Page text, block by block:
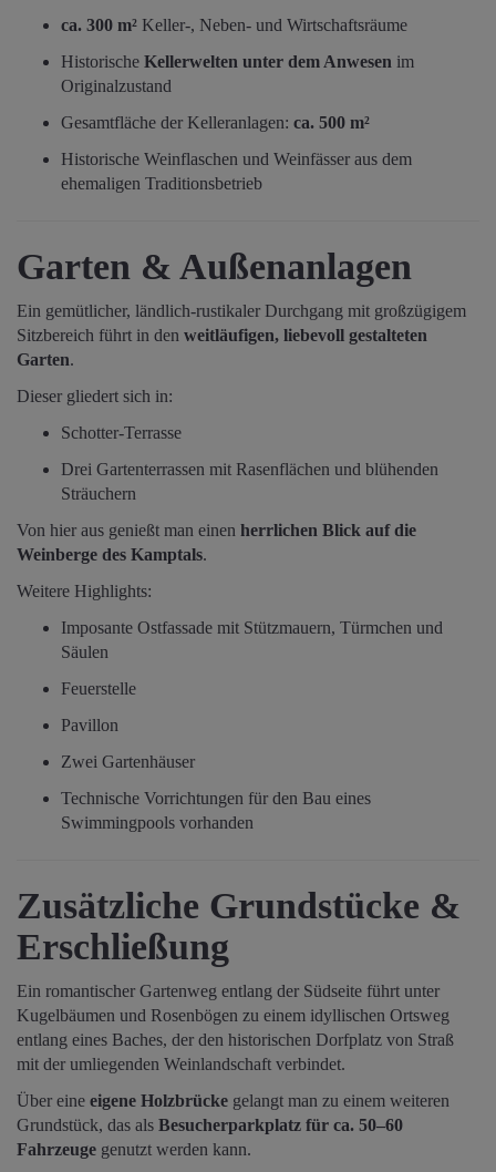
ca. 300 m² Keller-, Neben- und Wirtschaftsräume
Historische Kellerwelten unter dem Anwesen im
Originalzustand
Gesamtfläche der Kelleranlagen: ca. 500 m²
Historische Weinflaschen und Weinfässer aus dem
ehemaligen Traditionsbetrieb
Garten & Außenanlagen
Ein gemütlicher, ländlich-rustikaler Durchgang mit großzügigem
Sitzbereich führt in den weitläufigen, liebevoll gestalteten
Garten.
Dieser gliedert sich in:
Schotter-Terrasse
Drei Gartenterrassen mit Rasenflächen und blühenden
Sträuchern
Von hier aus genießt man einen herrlichen Blick auf die
Weinberge des Kamptals.
Weitere Highlights:
Imposante Ostfassade mit Stützmauern, Türmchen und
Säulen
Feuerstelle
Pavillon
Zwei Gartenhäuser
Technische Vorrichtungen für den Bau eines
Swimmingpools vorhanden
Zusätzliche Grundstücke &
Erschließung
Ein romantischer Gartenweg entlang der Südseite führt unter
Kugelbäumen und Rosenbögen zu einem idyllischen Ortsweg
entlang eines Baches, der den historischen Dorfplatz von Straß
mit der umliegenden Weinlandschaft verbindet.
Über eine eigene Holzbrücke gelangt man zu einem weiteren
Grundstück, das als Besucherparkplatz für ca. 50–60
Fahrzeuge genutzt werden kann.